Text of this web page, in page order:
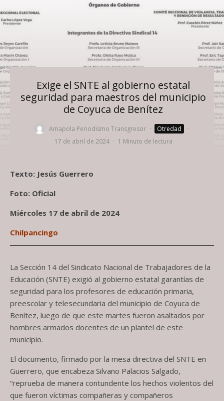
Exige el SNTE al gobierno estatal
seguridad para maestros del municipio
de Coyuca de Benítez
Amapola Periodismo Transgresor · Otredad
·
17 de abril de 2024 · 1 Minuto de lectura
Texto: Jesús Guerrero
Foto: Oficial
Miércoles 17 de abril de 2024
Chilpancingo
La Sección 14 del Sindicato Nacional de Trabajadores de la
Educación (SNTE) exigió al gobierno estatal garantías de
seguridad para los profesores de educación primaria,
preescolar y telesecundaria del municipio de Coyuca de
Benítez, luego de que este martes fueron asaltados por
hombres armados docentes de un plantel de este
municipio.
El documento, firmado por la mesa directiva del SNTE en
Guerrero, que encabeza Silvano Palacios Salgado,
“reprueba de manera contundente los hechos violentos del
que fueron víctimas compañeras y compañeros